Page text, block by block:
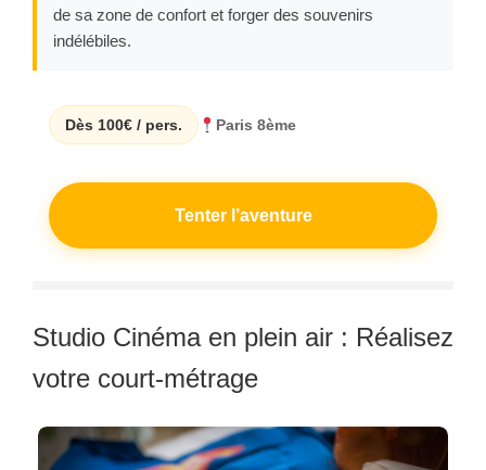
de sa zone de confort et forger des souvenirs
indélébiles.
Dès 100€ / pers. Paris 8ème
Tenter l’aventure
Studio Cinéma en plein air : Réalisez
votre court-métrage